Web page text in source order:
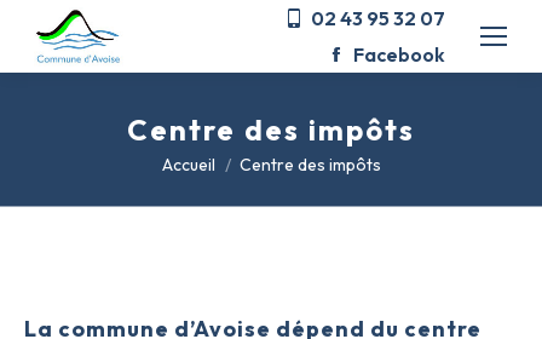
02 43 95 32 07
Facebook
Centre des impôts
Vous êtes ici :
Accueil Centre des impôts
La commune d’Avoise dépend du centre